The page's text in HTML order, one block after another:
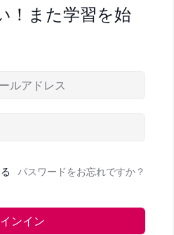
！また学習を始
パスワードをお忘れですか？
ンイン